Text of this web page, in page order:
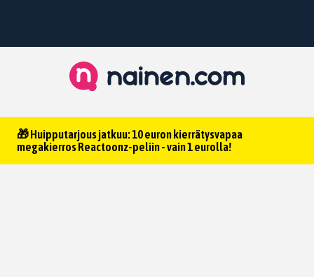
🎁 Huipputarjous jatkuu: 10 euron kierrätysvapaa
megakierros Reactoonz-peliin - vain 1 eurolla!